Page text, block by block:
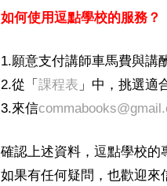
如何使用逗點學校的服務？
1.願意支付講師車馬費與講
2.從「 課程表 」中，挑選適
3.來信
確認上述資料，逗點學校的
如果有任何疑問，也歡迎來